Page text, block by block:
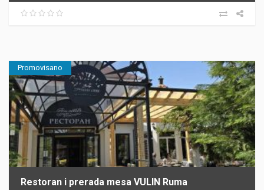
Promovisano
Restoran i prerada mesa VULIN Ruma